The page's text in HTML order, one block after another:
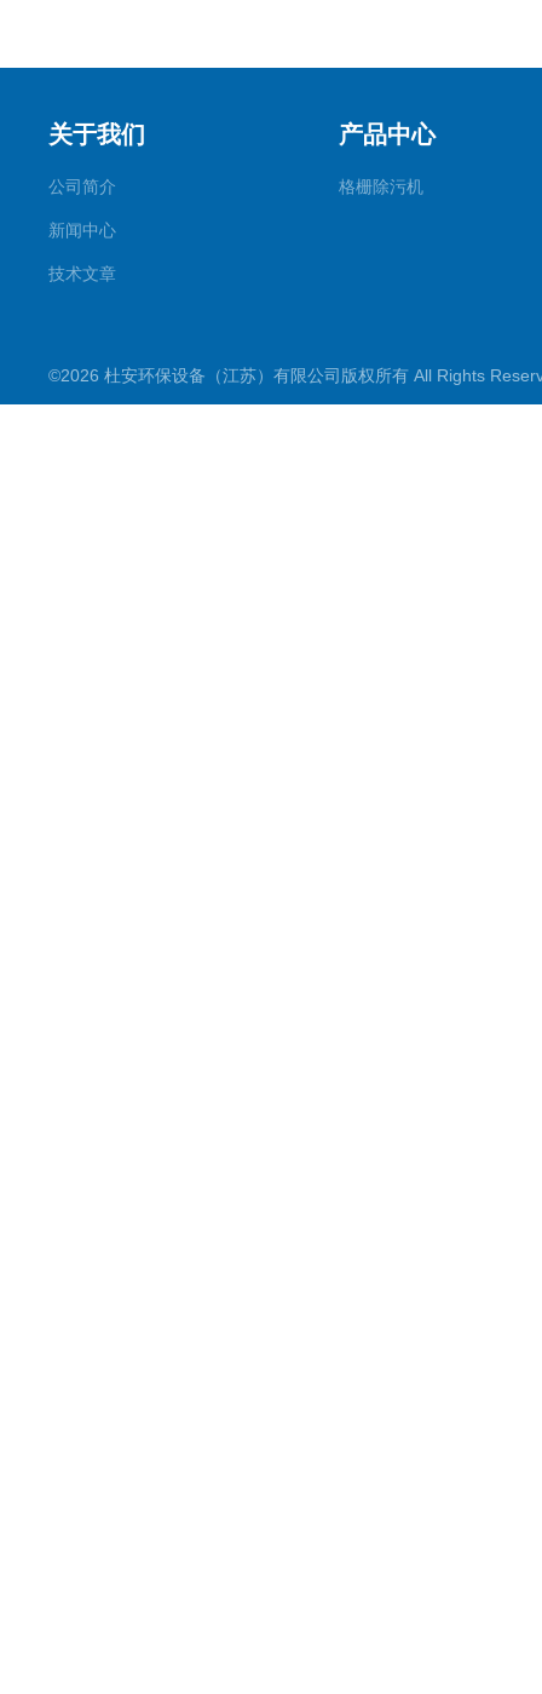
关于我们
公司简介
新闻中心
技术文章
产品中心
格栅除污机
©2026 杜安环保设备（江苏）有限公司版权所有 All Rights